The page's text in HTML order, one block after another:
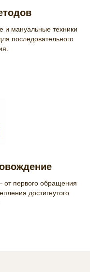
и мануальные техники
последовательного
первого обращения
достигнутого